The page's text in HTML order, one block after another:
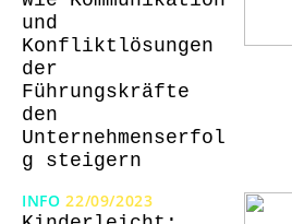
und
Konfliktlösungen
der
Führungskräfte
den
Unternehmenserfol
g steigern
INFO 22/09/2023